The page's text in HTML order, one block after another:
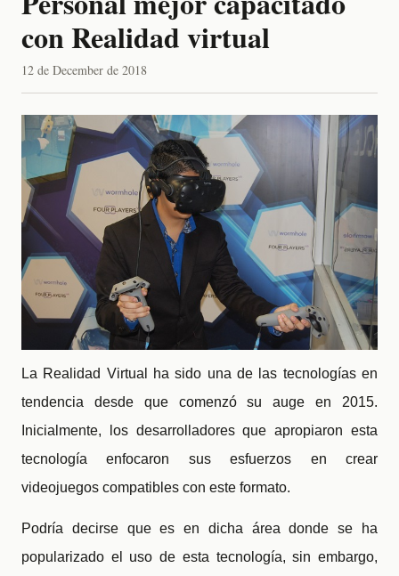
con Realidad virtual
12 de December de 2018
La Realidad Virtual ha sido una de las tecnologías en
tendencia desde que comenzó su auge en 2015.
Inicialmente, los desarrolladores que apropiaron esta
tecnología enfocaron sus esfuerzos en crear
videojuegos compatibles con este formato.
Podría decirse que es en dicha área donde se ha
popularizado el uso de esta tecnología, sin embargo,